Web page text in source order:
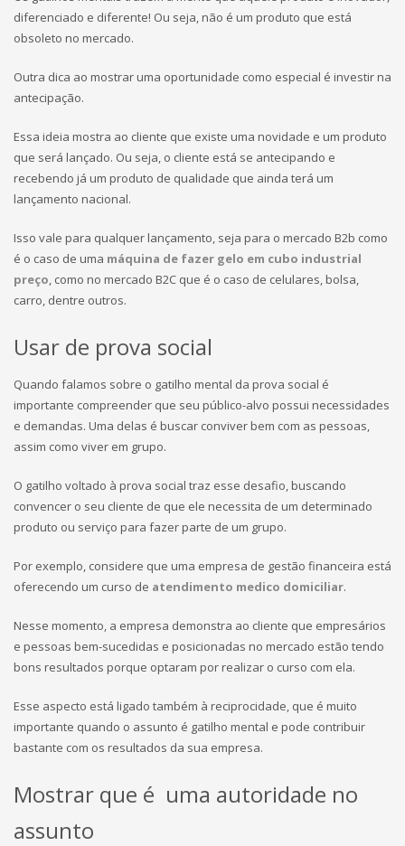
diferenciado e diferente! Ou seja, não é um produto que está
obsoleto no mercado.
Outra dica ao mostrar uma oportunidade como especial é investir na
antecipação.
Essa ideia mostra ao cliente que existe uma novidade e um produto
que será lançado. Ou seja, o cliente está se antecipando e
recebendo já um produto de qualidade que ainda terá um
lançamento nacional.
Isso vale para qualquer lançamento, seja para o mercado B2b como
é o caso de uma máquina de fazer gelo em cubo industrial
preço, como no mercado B2C que é o caso de celulares, bolsa,
carro, dentre outros.
Usar de prova social
Quando falamos sobre o gatilho mental da prova social é
importante compreender que seu público-alvo possui necessidades
e demandas. Uma delas é buscar conviver bem com as pessoas,
assim como viver em grupo.
O gatilho voltado à prova social traz esse desafio, buscando
convencer o seu cliente de que ele necessita de um determinado
produto ou serviço para fazer parte de um grupo.
Por exemplo, considere que uma empresa de gestão financeira está
oferecendo um curso de atendimento medico domiciliar.
Nesse momento, a empresa demonstra ao cliente que empresários
e pessoas bem-sucedidas e posicionadas no mercado estão tendo
bons resultados porque optaram por realizar o curso com ela.
Esse aspecto está ligado também à reciprocidade, que é muito
importante quando o assunto é gatilho mental e pode contribuir
bastante com os resultados da sua empresa.
Mostrar que é uma autoridade no
assunto